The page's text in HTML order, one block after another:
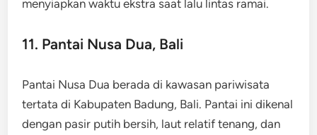
menyiapkan waktu ekstra saat lalu lintas ramai.
11. Pantai Nusa Dua, Bali
Pantai Nusa Dua berada di kawasan pariwisata
tertata di Kabupaten Badung, Bali. Pantai ini dikenal
dengan pasir putih bersih, laut relatif tenang, dan